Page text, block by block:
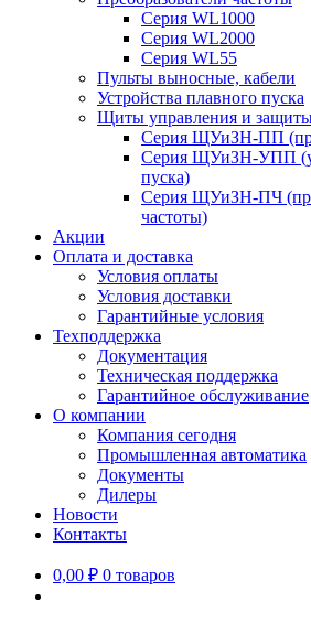
Серия WL1000
Серия WL2000
Серия WL55
Пульты выносные, кабели
Устройства плавного пуска
Щиты управления и защиты
Серия ЩУиЗН-ПП
Серия ЩУиЗН-УПП
пуска)
Серия ЩУиЗН-ПЧ
частоты)
Акции
Оплата и доставка
Условия оплаты
Условия доставки
Гарантийные условия
Техподдержка
Документация
Техническая поддержка
Гарантийное обслуживание
О компании
Компания сегодня
Промышленная автоматика
Документы
Дилеры
Новости
Контакты
0,00 ₽ 0 товаров